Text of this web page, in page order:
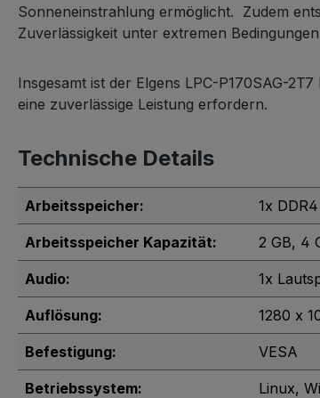
Sonneneinstrahlung ermöglicht. Zudem
Zuverlässigkeit unter extremen
Insgesamt ist der Elgens LPC-P170SAG-
eine zuverlässige Leistung erfordern.
Technische Details
Arbeitsspeicher: 1x
Arbeitsspeicher Kapazität: 2 GB, 4
Audio: 1x
Auflösung: 1280 x
Befestigung: VESA
Betriebssystem: Linux,